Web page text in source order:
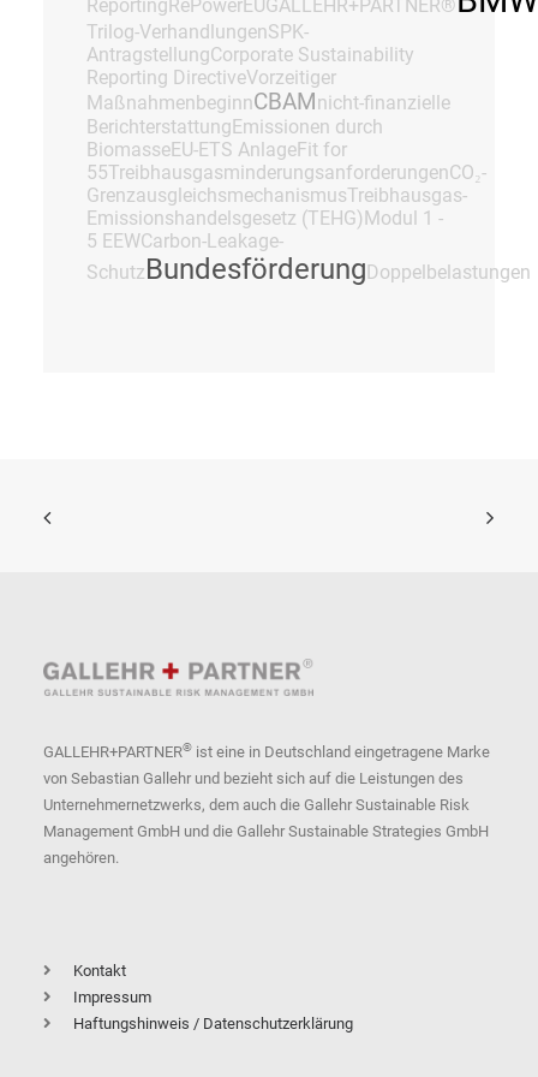
ReportingRePowerEUGALLEHR+PARTNER®
Trilog-VerhandlungenSPK-
AntragstellungCorporate Sustainability
Reporting DirectiveVorzeitiger
MaßnahmenbeginnCBAM nicht-finanzielle
BerichterstattungEmissionen durch
BiomasseEU-ETS AnlageFit for
55TreibhausgasminderungsanforderungenCO₂-
GrenzausgleichsmechanismusTreibhausgas-
Emissionshandelsgesetz (TEHG)Modul 1 -
5 EEWCarbon-Leakage-
SchutzBundesförderungDoppelbelastungen
GALLEHR+PARTNER® ist eine in Deutschland eingetragene Marke
von Sebastian Gallehr und bezieht sich auf die Leistungen des
Unternehmernetzwerks, dem auch die Gallehr Sustainable Risk
Management GmbH und die Gallehr Sustainable Strategies GmbH
angehören.
Kontakt
Impressum
Haftungshinweis / Datenschutzerklärung